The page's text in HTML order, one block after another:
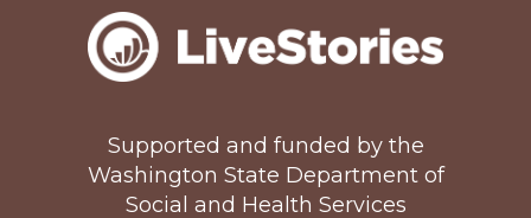
Supported and funded by the
Washington State Department of
Social and Health Services